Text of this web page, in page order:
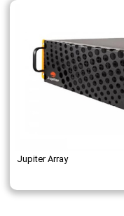
Jupiter Array